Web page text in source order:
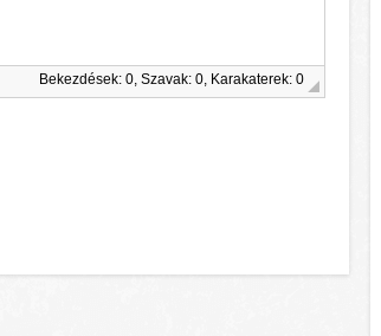
Bekezdések: 0, Szavak: 0, Karakaterek: 0